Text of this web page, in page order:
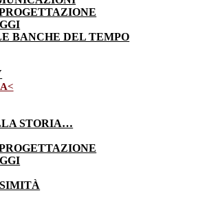
BANCHE DEL TEMPO
STORIA…